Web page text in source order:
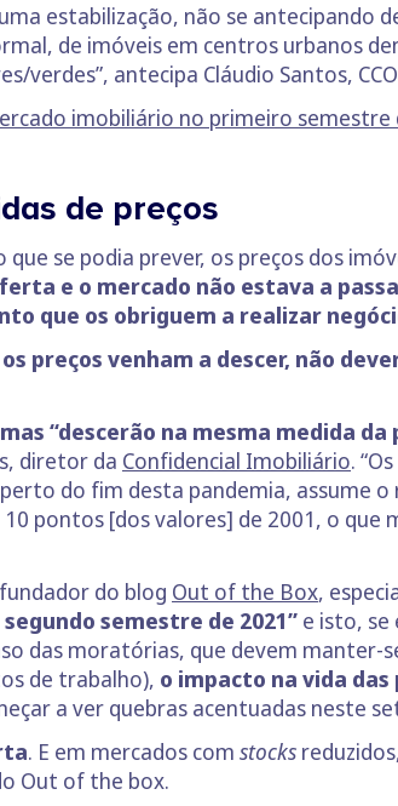
estabilização, não se antecipando
de imóveis em centros urbanos
verdes”, antecipa Cláudio Santos,
imobiliário no primeiro semestre
de preços
se podia prever, os preços dos
e o mercado não estava a
que os obriguem a realizar
preços venham a descer, não
“descerão na mesma medida
diretor da Confidencial Imobiliário.
do fim desta pandemia, assume
pontos [dos valores] de 2001, o
do blog Out of the Box,
semestre de 2021” e isto, se
das moratórias, que devem manter-
de trabalho), o impacto na vida
a ver quebras acentuadas neste
. E em mercados com stocks
Out of the box.